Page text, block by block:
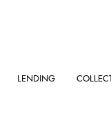
LENDING